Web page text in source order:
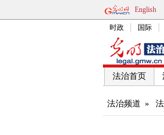
English
时政 国际
法治首页
法治频道 »